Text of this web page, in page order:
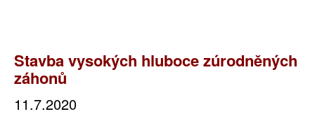
Stavba vysokých hluboce zúrodněných
záhonů
11.7.2020